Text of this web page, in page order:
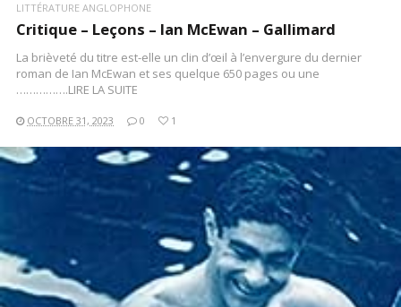
LITTÉRATURE ANGLOPHONE
Critique – Leçons – Ian McEwan – Gallimard
La brièveté du titre est-elle un clin d’œil à l’envergure du dernier
roman de Ian McEwan et ses quelque 650 pages ou une
…………….LIRE LA SUITE
OCTOBRE 31, 2023 0 1